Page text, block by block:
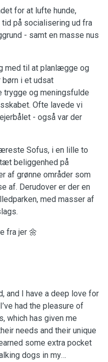
for at lufte hunde,
på socialisering ud fra
- samt en masse nus
med til at planlægge og
i et udsat
trygge og meningsfulde
Ofte lavede vi
- også var der
Sofus, i en lille to
beliggenhed på
af grønne områder som
af. Derudover er der en
med masser af
fra jer 🌼
and I have a deep love for
had the pleasure of
which has given me
needs and their unique
some extra pocket
dogs in my